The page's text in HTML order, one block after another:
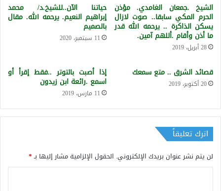
الشيخ .جمعان الغامدي. مؤذن
الحرم المكي سابقا.. صوت لازال
يسكن الذاكرة .. يرحمه الله قدر
ما أذن وأقام .أللهم آمين.
28 أبريل، 2019
حياتنا الآن..للشيخ.د/ محمد
إبراهيم النعيم. يرحمه الله. مقال
بالصميم
11 سبتمبر، 2020
قصائد الشرق .. متع سمعك
20 أكتوبر، 2019
إذا أصبت بالتوتر ..فقط إقرأ أو
اسمع .رائعة ابن زيدون
11 مارس، 2019
اترك تعليقاً
لن يتم نشر عنوان بريدك الإلكتروني. الحقول الإلزامية مشار إليها بـ*